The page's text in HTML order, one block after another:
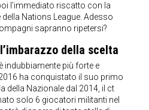
l’immediato riscatto con la
Nations League. Adesso
sapranno ripetersi?
della scelta
indubbiamente più forte e
ha conquistato il suo primo
della Nazionale dal 2014, il ct
solo 6 giocatori militanti nel